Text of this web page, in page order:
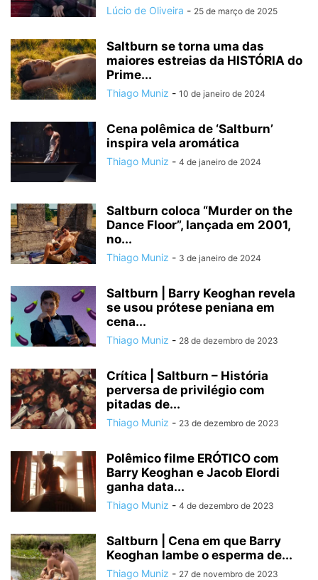
Lúcio de Oliveira - 25 de março de 2025
Saltburn se torna uma das
maiores estreias da HISTÓRIA do
Prime...
Thiago Muniz - 10 de janeiro de 2024
Cena polêmica de ‘Saltburn’
inspira vela aromática
Thiago Muniz - 4 de janeiro de 2024
Saltburn coloca “Murder on the
Dance Floor”, lançada em 2001,
no...
Thiago Muniz - 3 de janeiro de 2024
Saltburn | Barry Keoghan revela
se usou prótese peniana em
cena...
Thiago Muniz - 28 de dezembro de 2023
Crítica | Saltburn – História
perversa de privilégio com
pitadas de...
Thiago Muniz - 23 de dezembro de 2023
Polêmico filme ERÓTICO com
Barry Keoghan e Jacob Elordi
ganha data...
Thiago Muniz - 4 de dezembro de 2023
Saltburn | Cena em que Barry
Keoghan lambe o esperma de...
Thiago Muniz - 27 de novembro de 2023